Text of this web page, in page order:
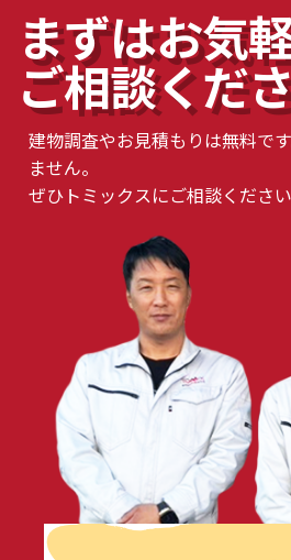
まずはお気
ご相談くだ
建物調査やお見積もりは無料で
ません。
ぜひトミックスにご相談ください